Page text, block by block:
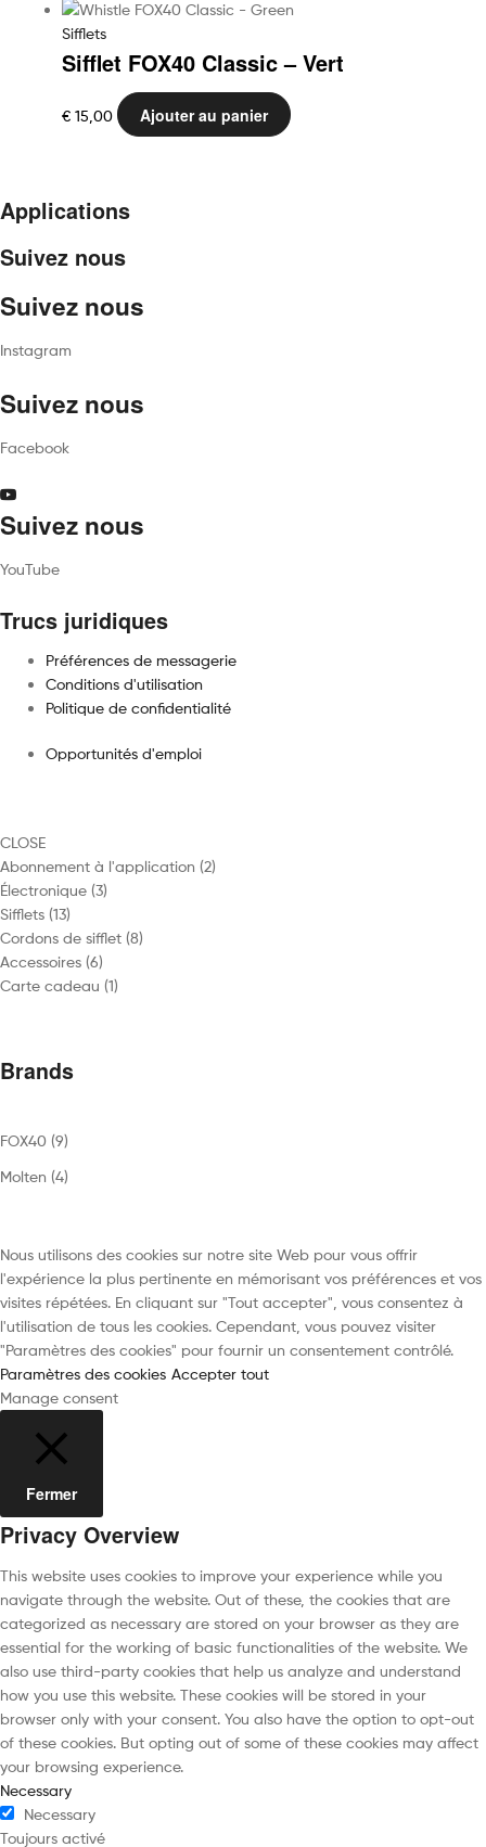
initial
€ 24,00.
actuel
€ 19,00.
Sifflets
Sifflet FOX40 Classic – Vert
€ 15,00 Ajouter au panier
Applications
Suivez nous
Suivez nous
Instagram
Suivez nous
Facebook
Suivez nous
YouTube
Trucs juridiques
Préférences de messagerie
Conditions d'utilisation
Politique de confidentialité
Opportunités d'emploi
CLOSE
Abonnement à l'application 22
Électronique 33
Sifflets 1313
produits
Cordons de sifflet 88
Accessoires 66
produits
Carte cadeau 11
Brands
FOX40 (9)
Molten (4)
Nous utilisons des cookies sur notre site Web pour vous offrir
l'expérience la plus pertinente en mémorisant vos préférences et vos
visites répétées. En cliquant sur "Tout accepter", vous consentez à
l'utilisation de tous les cookies. Cependant, vous pouvez visiter
"Paramètres des cookies" pour fournir un consentement contrôlé.
Paramètres des cookies Accepter tout
Manage consent
Fermer
Privacy Overview
This website uses cookies to improve your experience while you
navigate through the website. Out of these, the cookies that are
categorized as necessary are stored on your browser as they are
essential for the working of basic functionalities of the website. We
also use third-party cookies that help us analyze and understand
how you use this website. These cookies will be stored in your
browser only with your consent. You also have the option to opt-out
of these cookies. But opting out of some of these cookies may affect
your browsing experience.
Necessary
Necessary
Toujours activé